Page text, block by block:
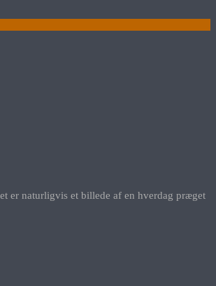
er naturligvis et billede af en hverdag præget